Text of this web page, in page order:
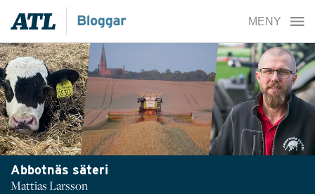
Abbotnäs säteri
Mattias Larsson